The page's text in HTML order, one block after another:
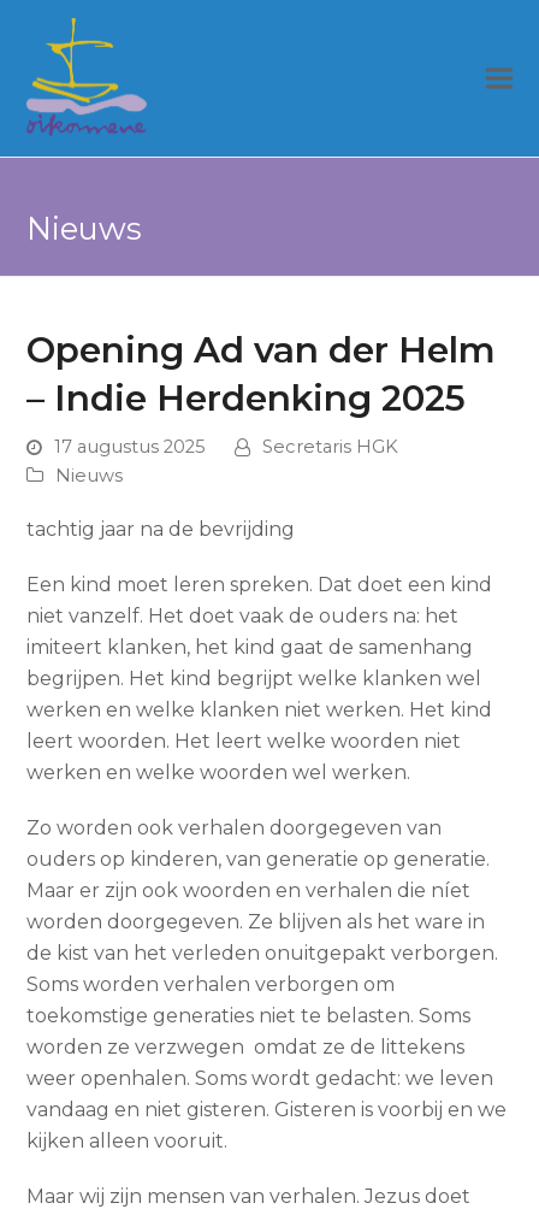
Nieuws
Opening Ad van der Helm
– Indie Herdenking 2025
17 augustus 2025
Secretaris HGK
Nieuws
tachtig jaar na de bevrijding
Een kind moet leren spreken. Dat doet een kind
niet vanzelf. Het doet vaak de ouders na: het
imiteert klanken, het kind gaat de samenhang
begrijpen. Het kind begrijpt welke klanken wel
werken en welke klanken niet werken. Het kind
leert woorden. Het leert welke woorden niet
werken en welke woorden wel werken.
Zo worden ook verhalen doorgegeven van
ouders op kinderen, van generatie op generatie.
Maar er zijn ook woorden en verhalen die níet
worden doorgegeven. Ze blijven als het ware in
de kist van het verleden onuitgepakt verborgen.
Soms worden verhalen verborgen om
toekomstige generaties niet te belasten. Soms
worden ze verzwegen omdat ze de littekens
weer openhalen. Soms wordt gedacht: we leven
vandaag en niet gisteren. Gisteren is voorbij en we
kijken alleen vooruit.
Maar wij zijn mensen van verhalen. Jezus doet